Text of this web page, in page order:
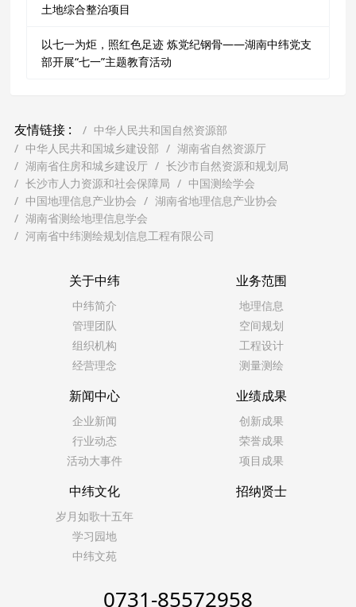
土地综合整治项目
以七一为炬，照红色足迹 炼党纪钢骨——湖南中纬党支
部开展“七一”主题教育活动
友情链接 :
中华人民共和国自然资源部
中华人民共和国城乡建设部
湖南省自然资源厅
湖南省住房和城乡建设厅
长沙市自然资源和规划局
长沙市人力资源和社会保障局
中国测绘学会
中国地理信息产业协会
湖南省地理信息产业协会
湖南省测绘地理信息学会
河南省中纬测绘规划信息工程有限公司
关于中纬
中纬简介
管理团队
组织机构
经营理念
业务范围
地理信息
空间规划
工程设计
测量测绘
新闻中心
企业新闻
行业动态
活动大事件
业绩成果
创新成果
荣誉成果
项目成果
中纬文化
岁月如歌十五年
学习园地
中纬文苑
招纳贤士
0731-85572958